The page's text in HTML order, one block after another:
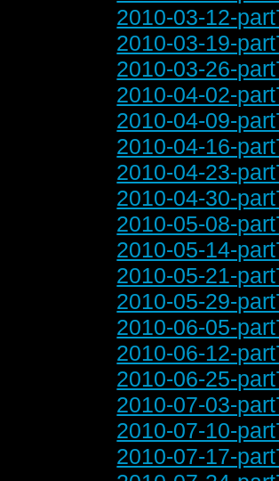
2010-03-12-
2010-03-19-
2010-03-26-
2010-04-02-
2010-04-09-
2010-04-16-
2010-04-23-
2010-04-30-
2010-05-08-
2010-05-14-
2010-05-21-
2010-05-29-
2010-06-05-
2010-06-12-
2010-06-25-
2010-07-03-
2010-07-10-
2010-07-17-